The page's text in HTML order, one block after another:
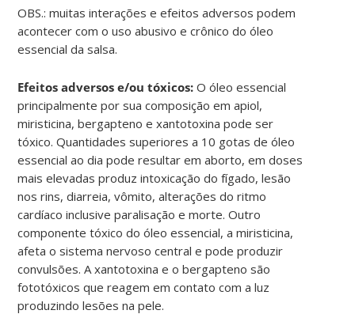
OBS.: muitas interações e efeitos adversos podem
acontecer com o uso abusivo e crônico do óleo
essencial da salsa.
Efeitos adversos e/ou tóxicos: O óleo essencial
principalmente por sua composição em apiol,
miristicina, bergapteno e xantotoxina pode ser
tóxico. Quantidades superiores a 10 gotas de óleo
essencial ao dia pode resultar em aborto, em doses
mais elevadas produz intoxicação do fígado, lesão
nos rins, diarreia, vômito, alterações do ritmo
cardíaco inclusive paralisação e morte. Outro
componente tóxico do óleo essencial, a miristicina,
afeta o sistema nervoso central e pode produzir
convulsões. A xantotoxina e o bergapteno são
fototóxicos que reagem em contato com a luz
produzindo lesões na pele.